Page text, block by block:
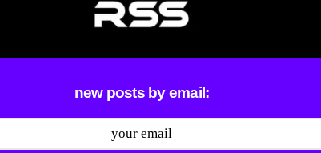
new posts by email: